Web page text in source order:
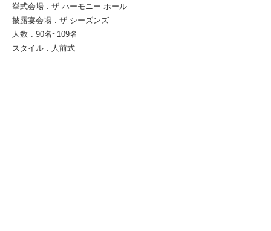
挙式会場 : ザ ハーモニー ホール
披露宴会場 : ザ シーズンズ
人数 : 90名~109名
スタイル : 人前式